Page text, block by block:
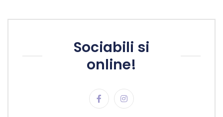
Sociabili si
online!